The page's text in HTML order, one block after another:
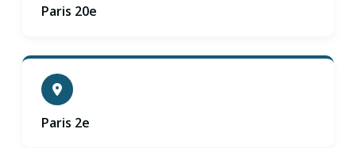
Paris 20e
Paris 2e